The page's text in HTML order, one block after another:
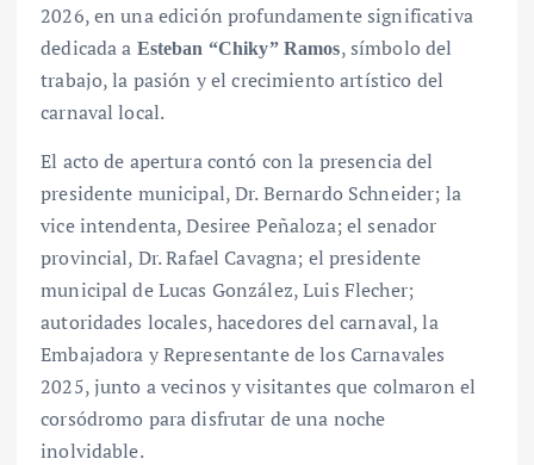
2026, en una edición profundamente significativa
dedicada a Esteban “Chiky” Ramos, símbolo del
trabajo, la pasión y el crecimiento artístico del
carnaval local.
El acto de apertura contó con la presencia del
presidente municipal, Dr. Bernardo Schneider; la
vice intendenta, Desiree Peñaloza; el senador
provincial, Dr. Rafael Cavagna; el presidente
municipal de Lucas González, Luis Flecher;
autoridades locales, hacedores del carnaval, la
Embajadora y Representante de los Carnavales
2025, junto a vecinos y visitantes que colmaron el
corsódromo para disfrutar de una noche
inolvidable.